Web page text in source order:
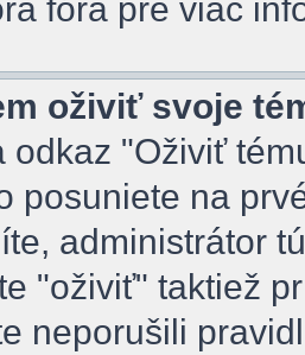
fóra pre viac
oživiť svoje
odkaz "Oživiť
posuniete na
administrátor
"oživiť" taktiež
neporušili